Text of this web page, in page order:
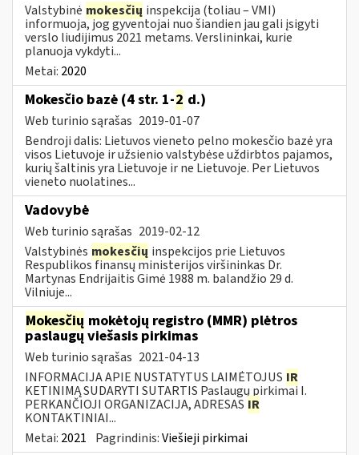
Valstybinė mokesčių inspekcija (toliau – VMI)
informuoja, jog gyventojai nuo šiandien jau gali įsigyti
verslo liudijimus 2021 metams. Verslininkai, kurie
planuoja vykdyti...
Metai: 2020
Mokesčio bazė (4 str. 1-2 d.)
Web turinio sąrašas 2019-01-07
Bendroji dalis: Lietuvos vieneto pelno mokesčio bazė yra
visos Lietuvoje ir užsienio valstybėse uždirbtos pajamos,
kurių šaltinis yra Lietuvoje ir ne Lietuvoje. Per Lietuvos
vieneto nuolatines...
Vadovybė
Web turinio sąrašas 2019-02-12
Valstybinės mokesčių inspekcijos prie Lietuvos
Respublikos finansų ministerijos viršininkas Dr.
Martynas Endrijaitis Gimė 1988 m. balandžio 29 d.
Vilniuje...
Mokesčių mokėtojų registro (MMR) plėtros
paslaugų viešasis pirkimas
Web turinio sąrašas 2021-04-13
INFORMACIJA APIE NUSTATYTUS LAIMĖTOJUS IR
KETINIMĄ SUDARYTI SUTARTIS Paslaugų pirkimai I.
PERKANČIOJI ORGANIZACIJA, ADRESAS IR
KONTAKTINIAI...
Metai: 2021 Pagrindinis:Viešieji pirkimai